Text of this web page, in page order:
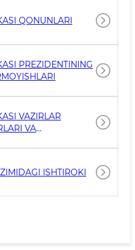
QONUNLARI
PREZIDENTINING
VAZIRLAR
VA
ISHTIROKI